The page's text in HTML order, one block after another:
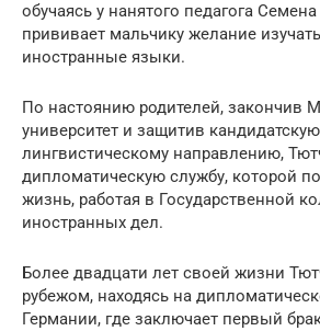
обучаясь у нанятого педагога
прививает мальчику желание
иностранные языки.
По настоянию родителей, закончив
университет и защитив
лингвистическому направлению,
дипломатическую службу, которой
жизнь, работая в Государственной
иностранных дел.
Более двадцати лет своей жизни
рубежом, находясь на
Германии, где заключает первый